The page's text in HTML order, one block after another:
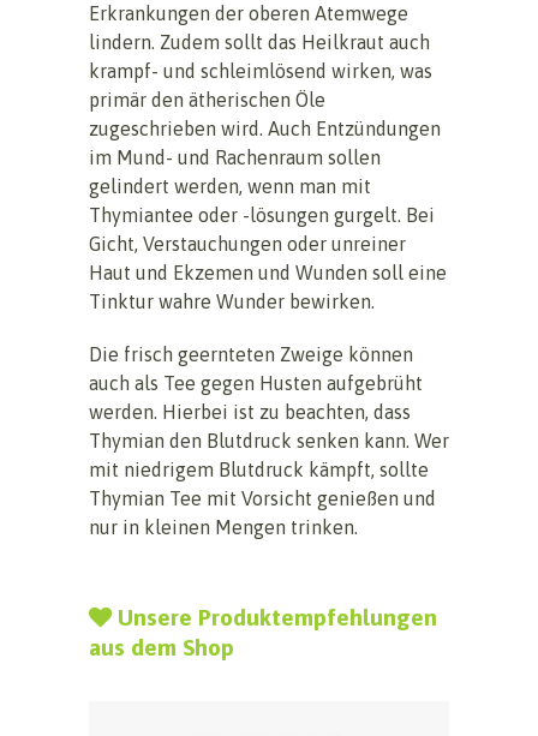
Erkrankungen der oberen Atemwege
lindern. Zudem sollt das Heilkraut auch
krampf- und schleimlösend wirken, was
primär den ätherischen Öle
zugeschrieben wird. Auch Entzündungen
im Mund- und Rachenraum sollen
gelindert werden, wenn man mit
Thymiantee oder -lösungen gurgelt. Bei
Gicht, Verstauchungen oder unreiner
Haut und Ekzemen und Wunden soll eine
Tinktur wahre Wunder bewirken.
Die frisch geernteten Zweige können
auch als Tee gegen Husten aufgebrüht
werden. Hierbei ist zu beachten, dass
Thymian den Blutdruck senken kann. Wer
mit niedrigem Blutdruck kämpft, sollte
Thymian Tee mit Vorsicht genießen und
nur in kleinen Mengen trinken.
Unsere Produktempfehlungen
aus dem Shop